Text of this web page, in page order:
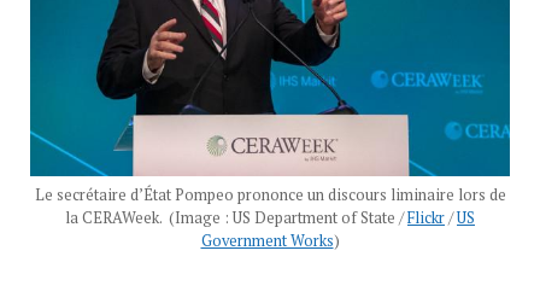
Le secrétaire d’État Pompeo prononce un discours liminaire lors de
la CERAWeek. (Image : US Department of State /Flickr/US
Government Works)